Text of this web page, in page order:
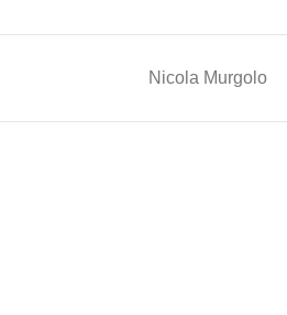
Nicola Murgolo